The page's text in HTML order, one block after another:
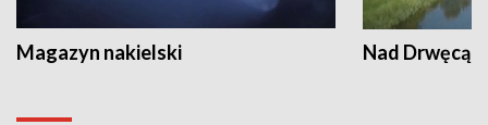
Magazyn nakielski Nad Drwęcą